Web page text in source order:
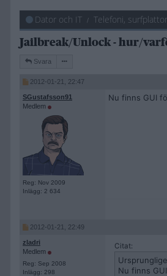
Dator och IT Telefoni,
Jailbreak/Unlock - hur/
Svara
2012-01-21, 22:47
SGustafsson91
Medlem
Reg: Nov 2009
Inlägg: 2 634
Nu finns GUI
2012-01-21, 22:49
zladri
Medlem
Reg: Sep 2008
Inlägg: 298
Citat:
Nu finns